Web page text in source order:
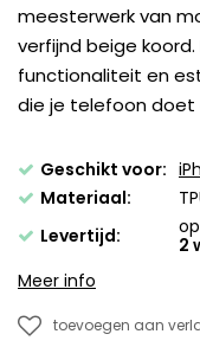
meesterwerk van
verfijnd beige
functionaliteit en
die je telefoon doet
Geschikt voor:
Materiaal:
Levertijd:
2
Meer info
toevoegen aan